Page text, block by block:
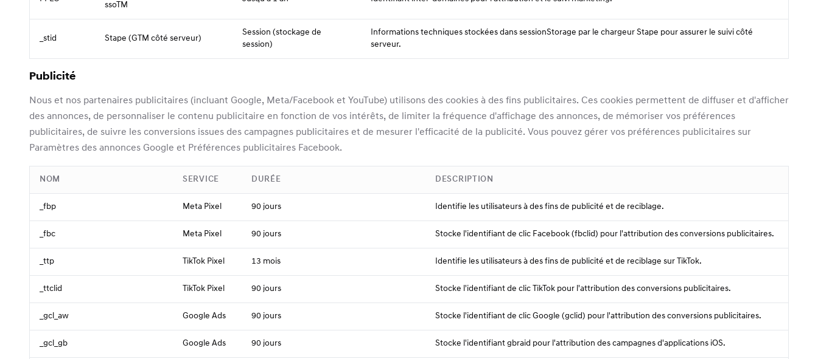
ssoTM
_stid Stape (GTM côté serveur)
Session (stockage de
session)
Informations techniques stockées dans sessionStorage par le chargeur Stape pour assurer le suivi côté
serveur.
Publicité
Nous et nos partenaires publicitaires (incluant Google, Meta/Facebook et YouTube) utilisons des cookies à des fins publicitaires. Ces cookies permettent de diffuser et d'afficher
des annonces, de personnaliser le contenu publicitaire en fonction de vos intérêts, de limiter la fréquence d'affichage des annonces, de mémoriser vos préférences
publicitaires, de suivre les conversions issues des campagnes publicitaires et de mesurer l'efficacité de la publicité. Vous pouvez gérer vos préférences publicitaires sur
Paramètres des annonces Google et Préférences publicitaires Facebook.
NOM SERVICE DURÉE DESCRIPTION
_fbp Meta Pixel 90 jours Identifie les utilisateurs à des fins de publicité et de reciblage.
_fbc Meta Pixel 90 jours Stocke l'identifiant de clic Facebook (fbclid) pour l'attribution des conversions publicitaires.
_ttp TikTok Pixel 13 mois Identifie les utilisateurs à des fins de publicité et de reciblage sur TikTok.
_ttclid TikTok Pixel 90 jours Stocke l'identifiant de clic TikTok pour l'attribution des conversions publicitaires.
_gcl_aw Google Ads 90 jours Stocke l'identifiant de clic Google (gclid) pour l'attribution des conversions publicitaires.
_gcl_gb Google Ads 90 jours Stocke l'identifiant gbraid pour l'attribution des campagnes d'applications iOS.